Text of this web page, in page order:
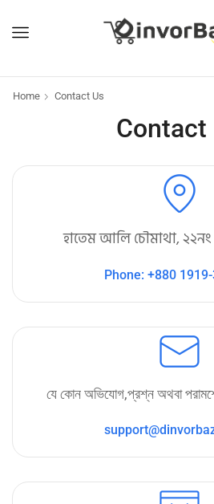
Home Contact Us
Contact
হাতেম আলি চৌমাথা, ২২নং
Phone: +880
যে কোন অভিযোগ,প্রশ্ন অথবা